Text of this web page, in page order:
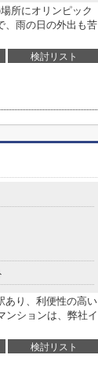
所にオリンピック
、雨の日の外出も苦
検討リスト
あり、利便性の高い
ンションは、弊社イ
検討リスト